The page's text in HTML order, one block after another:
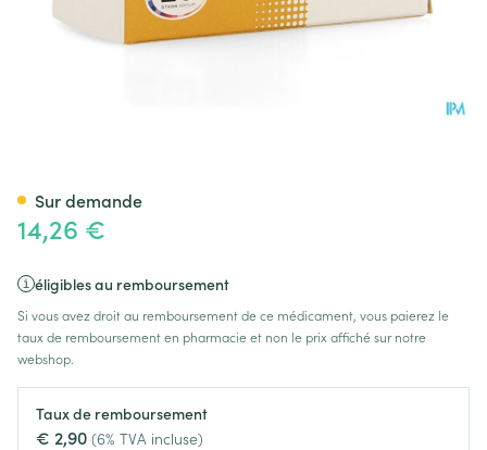
14,26 €
éligibles au remboursement
Si vous avez droit au remboursement de ce médicament, vous paierez le
taux de remboursement en pharmacie et non le prix affiché sur notre
webshop.
Taux de remboursement
€ 2,90 (6% TVA incluse)
Sur demande